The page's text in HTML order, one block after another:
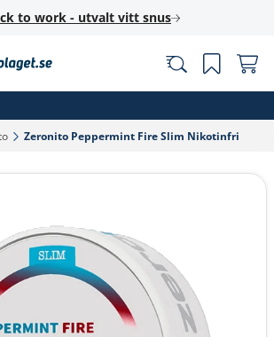
to work - utvalt vitt snus
Zeronito Peppermint Fire Slim Nikotinfri‎